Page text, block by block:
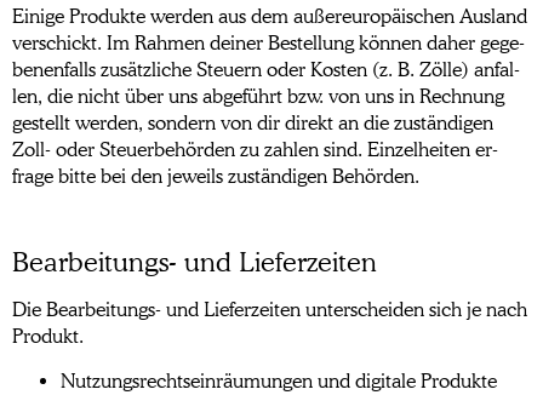
Einige Produkte werden aus dem außer­eu­ro­päischen Aus­land
ver­schickt. Im Rah­men deiner Be­stel­lung kön­nen daher ge­ge­
benen­falls zu­sätz­liche Steuern oder Kos­ten (z. B. Zölle) anfal­
len, die nicht über uns ab­ge­führt bzw. von uns in Rech­nung
gestellt werden, son­dern von dir direkt an die zu­stän­digen
Zoll- oder Steuer­be­hör­den zu zahlen sind. Ein­zel­heiten er­
frage bitte bei den je­weils zu­stän­digen Be­hörden.
Bearbeitungs- und Lieferzeiten
Die Bearbeitungs- und Liefer­zei­ten un­ter­schei­den sich je nach
Pro­dukt.
Nutzungsrechtseinräumungen und digitale Produkte